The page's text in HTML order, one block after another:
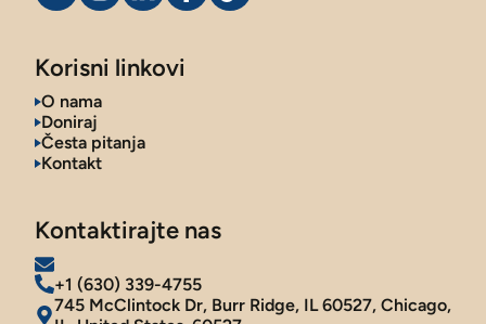
Korisni linkovi
O nama
Doniraj
Česta pitanja
Kontakt
Kontaktirajte nas
+1 (630) 339-4755
745 McClintock Dr, Burr Ridge, IL 60527, Chicago,